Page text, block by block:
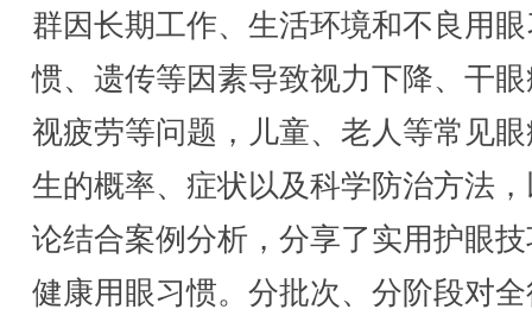
群因长期工作、生活环境和不良用
惯、遗传等因素导致视力下降、干
视疲劳等问题，儿童、老人等常见
生的概率、症状以及科学防治方法
论结合案例分析，分享了实用护眼
健康用眼习惯。分批次、分阶段对